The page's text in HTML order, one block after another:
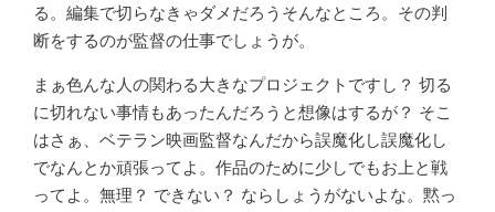
る。編集で切らなきゃダメだろうそんなところ。その判
断をするのが監督の仕事でしょうが。
まぁ色んな人の関わる大きなプロジェクトですし？ 切る
に切れない事情もあったんだろうと想像はするが？ そこ
はさぁ、ベテラン映画監督なんだから誤魔化し誤魔化し
でなんとか頑張ってよ。作品のために少しでもお上と戦
ってよ。無理？ できない？ ならしょうがないよな。黙っ